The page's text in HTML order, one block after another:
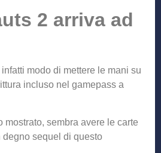
2 arriva ad
infatti modo di mettere le mani su
incluso nel gamepass a
mostrato, sembra avere le carte
sequel di questo